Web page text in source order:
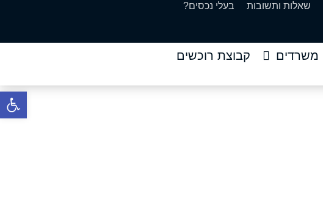
שאלות ותשובות
בעלי נכסים?
משרדים קבוצת רוכשים
פתח